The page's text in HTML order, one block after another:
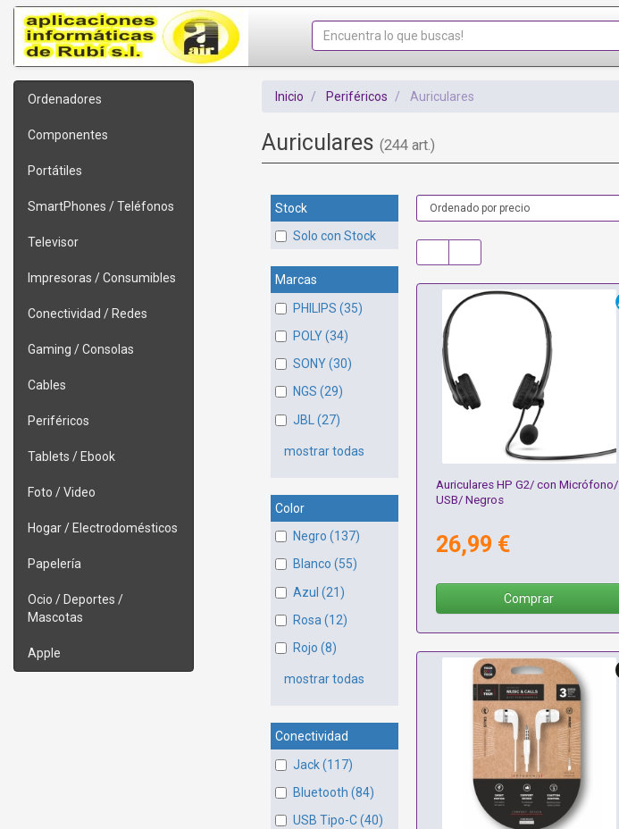
Ordenadores
Componentes
Portátiles
SmartPhones / Teléfonos
Televisor
Impresoras / Consumibles
Conectividad / Redes
Gaming / Consolas
Cables
Periféricos
Tablets / Ebook
Foto / Video
Hogar / Electrodomésticos
Papelería
Ocio / Deportes /
Mascotas
Apple
Inicio Periféricos Auriculares
Auriculares (244 art.)
Stock
Solo con Stock
Marcas
PHILIPS (35)
POLY (34)
SONY (30)
NGS (29)
JBL (27)
mostrar todas
Color
Negro (137)
Blanco (55)
Azul (21)
Rosa (12)
Rojo (8)
mostrar todas
Conectividad
Jack (117)
Bluetooth (84)
USB Tipo-C (40)
Auriculares HP G2/ con Micrófono/
USB/ Negros
26,99 €
Comprar